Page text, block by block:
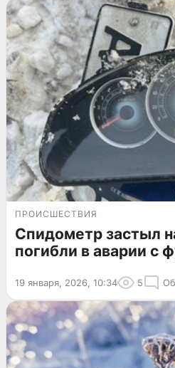
ПРОИСШЕСТВИЯ
Спидометр застыл
погибли в аварии с
19 января, 2026, 10:34 5